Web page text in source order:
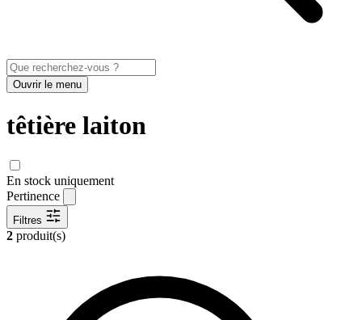
Ouvrir le menu
têtière laiton
En stock uniquement
Pertinence
Filtres
2 produit(s)